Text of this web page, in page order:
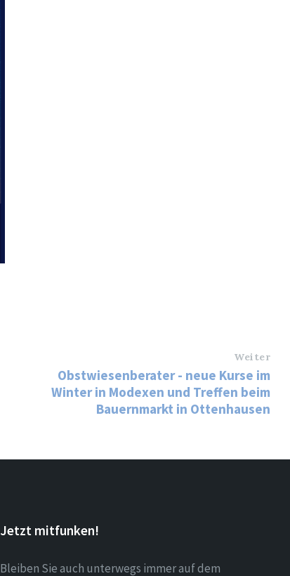
Weiter
Obstwiesenberater - neue Kurse im
Winter in Modexen und Treffen beim
Bauernmarkt in Ottenhausen
Jetzt mitfunken!
Bleiben Sie auch unterwegs immer auf dem